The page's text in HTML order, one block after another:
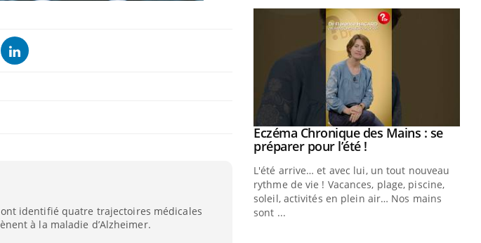
identifié quatre trajectoires médicales
à la maladie d’Alzheimer.
type 2
Youtube
Eczéma Chronique des Mains : se
préparer pour l’été !Youtube
L'été arrive… et avec lui, un tout nouveau
rythme de vie ! Vacances, plage, piscine,
soleil, activités en plein air… Nos mains
sont ...